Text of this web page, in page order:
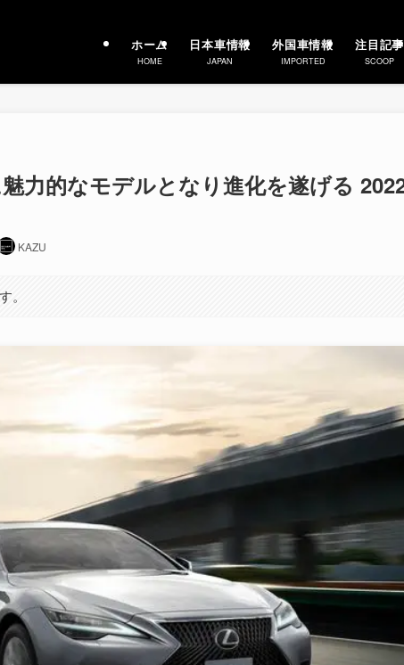
ホーム
HOME
日本車情報
JAPAN
外国車情報
IMPORTED
注目記事
SCOOP
力的なモデルとなり進化を遂げる
KAZU
。